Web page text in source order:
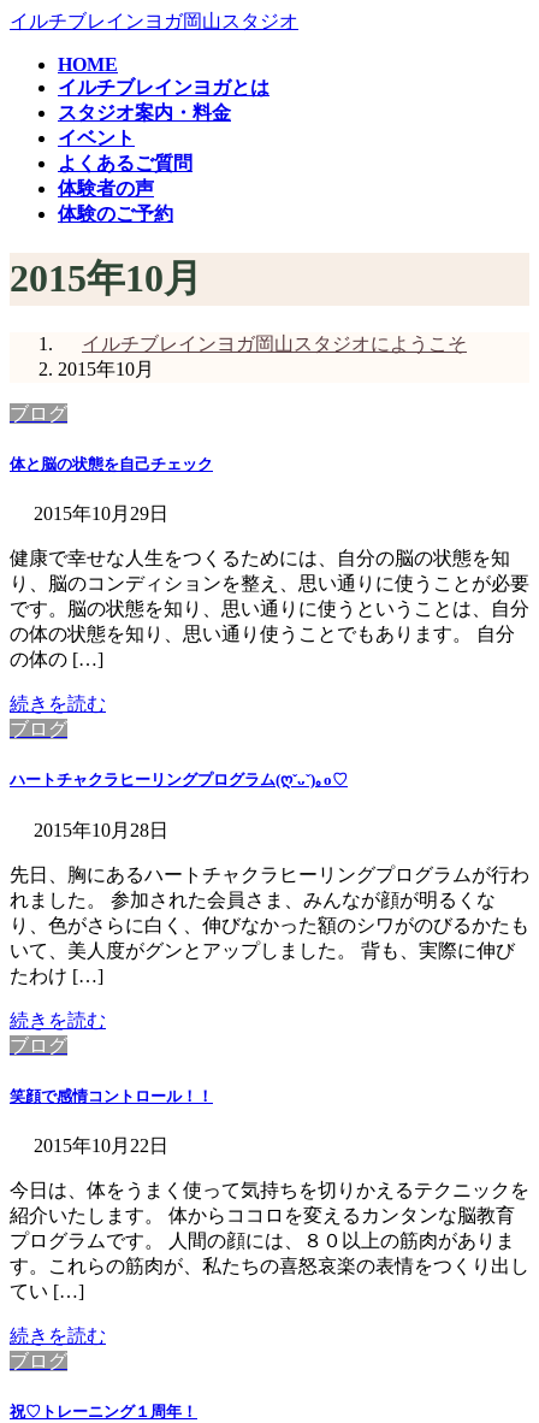
コ
ナ
イルチブレインヨガ岡山スタジオ
HOME
イルチブレインヨガとは
スタジオ案内・料金
イベント
よくあるご質問
体験者の声
体験のご予約
2015年10月
イルチブレインヨガ岡山スタジオにようこそ
2015年10月
ブログ
体と脳の状態を自己チェック
2015年10月29日
健康で幸せな人生をつくるためには、自分の脳の状態を知
り、脳のコンディションを整え、思い通りに使うことが必要
です。脳の状態を知り、思い通りに使うということは、自分
の体の状態を知り、思い通り使うことでもあります。 自分
の体の […]
続きを読む
ブログ
ハートチャクラヒーリングプログラム(ღˇᴗˇ)｡o♡
2015年10月28日
先日、胸にあるハートチャクラヒーリングプログラムが行わ
れました。 参加された会員さま、みんなが顔が明るくな
り、色がさらに白く、伸びなかった額のシワがのびるかたも
いて、美人度がグンとアップしました。 背も、実際に伸び
たわけ […]
続きを読む
ブログ
笑顔で感情コントロール！！
2015年10月22日
今日は、体をうまく使って気持ちを切りかえるテクニックを
紹介いたします。 体からココロを変えるカンタンな脳教育
プログラムです。 人間の顔には、８０以上の筋肉がありま
す。これらの筋肉が、私たちの喜怒哀楽の表情をつくり出し
てい […]
続きを読む
ブログ
祝♡トレーニング１周年！